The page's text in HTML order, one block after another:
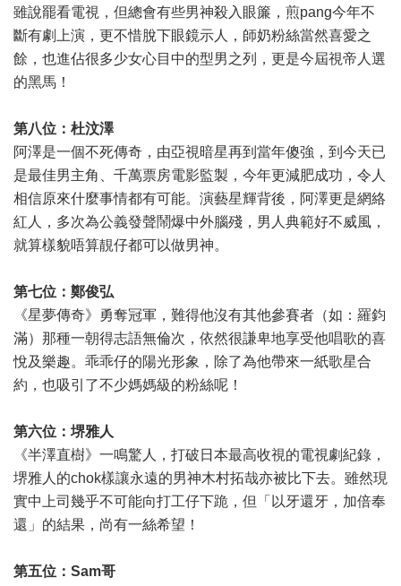
雖說罷看電視，但總會有些男神殺入眼簾，煎pang今年不
斷有劇上演，更不惜脫下眼鏡示人，師奶粉絲當然喜愛之
餘，也進佔很多少女心目中的型男之列，更是今屆視帝人選
的黑馬！
第八位：杜汶澤
阿澤是一個不死傳奇，由亞視暗星再到當年傻強，到今天已
是最佳男主角、千萬票房電影監製，今年更減肥成功，令人
相信原來什麼事情都有可能。演藝星輝背後，阿澤更是網絡
紅人，多次為公義發聲鬧爆中外腦殘，男人典範好不威風，
就算樣貌唔算靚仔都可以做男神。
第七位：鄭俊弘
《星夢傳奇》勇奪冠軍，難得他沒有其他參賽者（如：羅鈞
滿）那種一朝得志語無倫次，依然很謙卑地享受他唱歌的喜
悅及樂趣。乖乖仔的陽光形象，除了為他帶來一紙歌星合
約，也吸引了不少媽媽級的粉絲呢！
第六位：堺雅人
《半澤直樹》一鳴驚人，打破日本最高收視的電視劇紀錄，
堺雅人的chok樣讓永遠的男神木村拓哉亦被比下去。雖然現
實中上司幾乎不可能向打工仔下跪，但「以牙還牙，加倍奉
還」的結果，尚有一絲希望！
第五位：Sam哥